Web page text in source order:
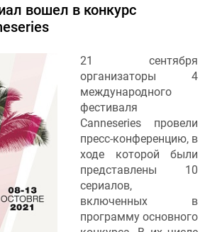
вошел в конкурс
21 сентября
организаторы 4
международного
фестиваля
Canneseries провели
пресс-конференцию, в
ходе которой были
представлены 10
сериалов,
включенных в
программу основного